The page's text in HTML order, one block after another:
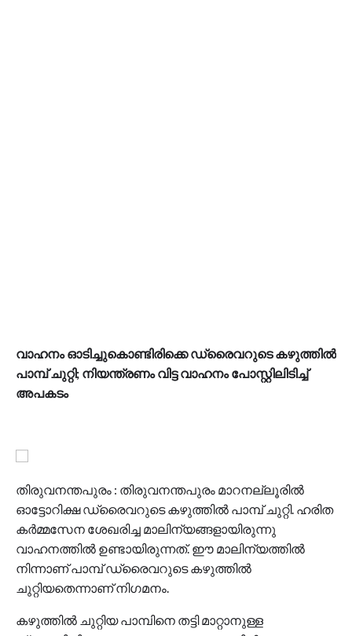
വാഹനം ഓടിച്ചുകൊണ്ടിരിക്കെ ഡ്രൈവറുടെ കഴുത്തിൽ
പാമ്പ് ചുറ്റി; നിയന്ത്രണം വിട്ട വാഹനം പോസ്റ്റിലിടിച്ച്
അപകടം
തിരുവനന്തപുരം : തിരുവനന്തപുരം മാറനല്ലൂരിൽ
ഓട്ടോറിക്ഷ ഡ്രൈവറുടെ കഴുത്തിൽ പാമ്പ് ചുറ്റി. ഹരിത
കർമ്മസേന ശേഖരിച്ച മാലിന്യങ്ങളായിരുന്നു
വാഹനത്തിൽ ഉണ്ടായിരുന്നത്. ഈ മാലിന്യത്തിൽ
നിന്നാണ് പാമ്പ് ഡ്രൈവറുടെ കഴുത്തിൽ
ചുറ്റിയതെന്നാണ് നി​ഗമനം.
കഴുത്തിൽ ചുറ്റിയ പാമ്പിനെ തട്ടി മാറ്റാനുള്ള